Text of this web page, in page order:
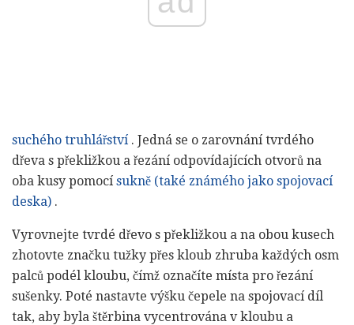
suchého truhlářství . Jedná se o zarovnání tvrdého
dřeva s překližkou a řezání odpovídajících otvorů na
oba kusy pomocí sukně (také známého jako spojovací
deska) .
Vyrovnejte tvrdé dřevo s překližkou a na obou kusech
zhotovte značku tužky přes kloub zhruba každých osm
palců podél kloubu, čímž označíte místa pro řezání
sušenky. Poté nastavte výšku čepele na spojovací díl
tak, aby byla štěrbina vycentrována v kloubu a